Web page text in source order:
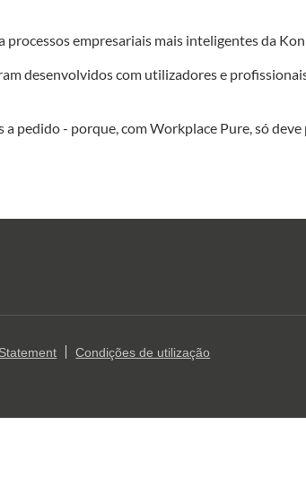
empresariais mais inteligentes da
desenvolvidos com utilizadores e
pedido - porque, com Workplace Pure, só
Condições de utilização